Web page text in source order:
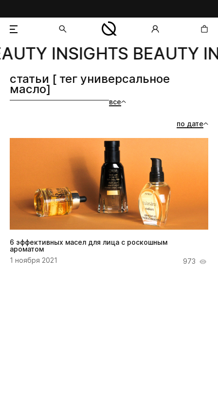
добавлен в корзину
INSIGHTS BEAUTY
все
статьи [ тег универсальное
масло]
по дате
6 эффективных масел для лица с роскошным
ароматом
1 ноября 2021
973